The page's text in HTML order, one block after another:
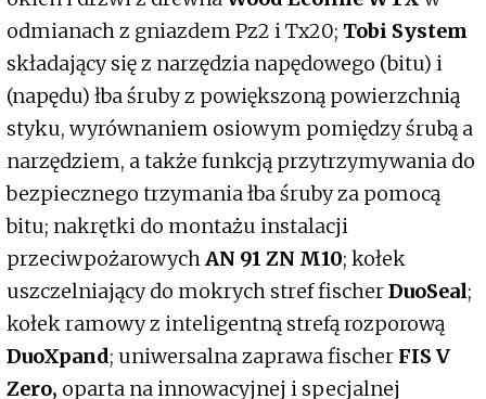
odmianach z gniazdem Pz2 i Tx20; Tobi System
składający się z narzędzia napędowego (bitu) i
(napędu) łba śruby z powiększoną powierzchnią
styku, wyrównaniem osiowym pomiędzy śrubą a
narzędziem, a także funkcją przytrzymywania do
bezpiecznego trzymania łba śruby za pomocą
bitu; nakrętki do montażu instalacji
przeciwpożarowychAN 91 ZN M10; kołek
uszczelniający do mokrych stref fischerDuoSeal;
kołek ramowy z inteligentną strefą rozporową
DuoXpand; uniwersalna zaprawa fischer FIS V
Zero, oparta na innowacyjnej i specjalnej